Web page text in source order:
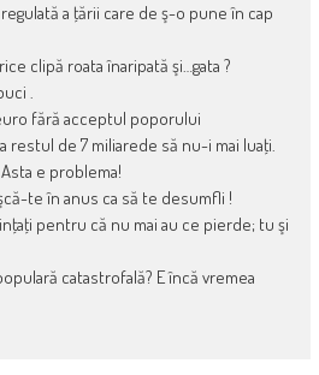
a ţării care de ş-o pune în cap
clipă roata înaripată şi…gata ?
.
fără acceptul poporului
de 7 miliarede să nu-i mai luaţi.
e problema!
te în anus ca să te desumfli !
pentru că nu mai au ce pierde; tu şi
catastrofală? E încă vremea